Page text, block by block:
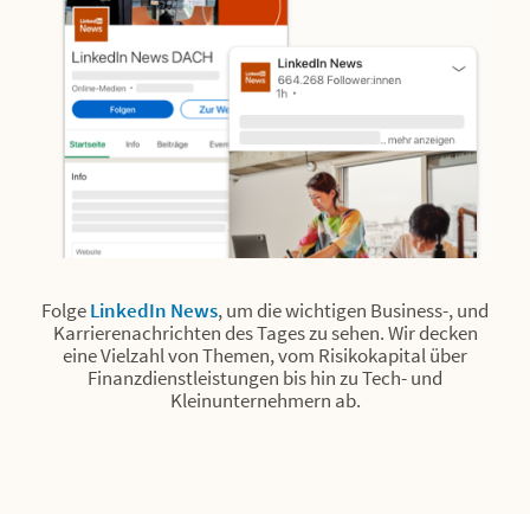
FolgeLinkedIn News, um die wichtigen Business-, und
Karrierenachrichten des Tages zu sehen. Wir decken
eine Vielzahl von Themen, vom Risikokapital über
Finanzdienstleistungen bis hin zu Tech- und
Kleinunternehmern ab.